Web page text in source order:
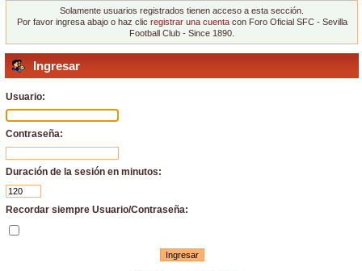
Solamente usuarios registrados tienen acceso a esta sección.
Por favor ingresa abajo o haz clic registrar una cuentacon Foro Oficial SFC - Sevilla
Football Club - Since 1890.
Ingresar
Usuario:
Contraseña:
Duración de la sesión en minutos:
Recordar siempre Usuario/Contraseña: